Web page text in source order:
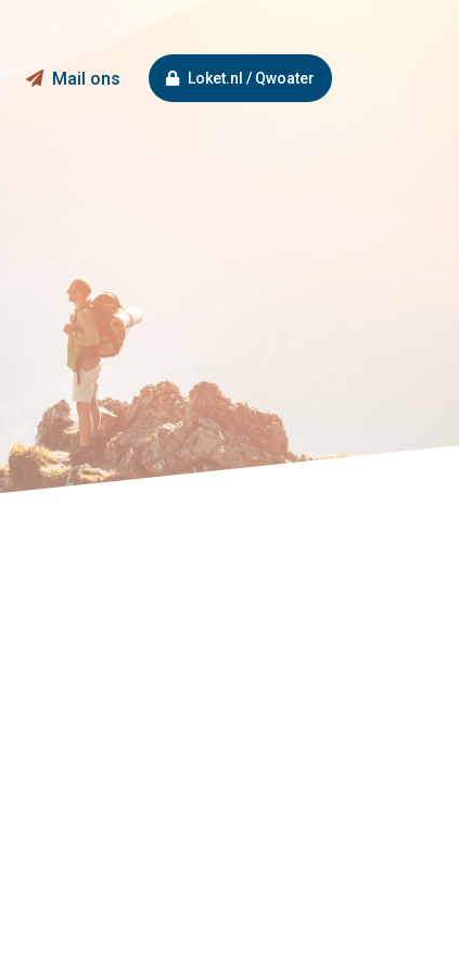
Mail ons Loket.nl / Qwoater